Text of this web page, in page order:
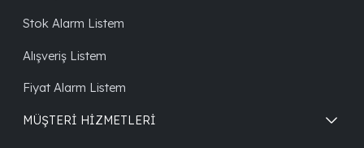
Stok Alarm Listem
Alışveriş Listem
Fiyat Alarm Listem
MÜŞTERİ HİZMETLERİ